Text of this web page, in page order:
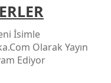
İsimle
Olarak Yayın
Ediyor